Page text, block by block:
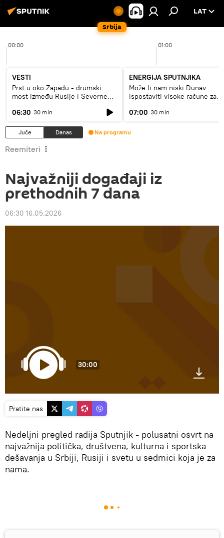
Srbija
LAT
00:00 01:00
VESTI
Prst u oko Zapadu - drumski
most između Rusije i Severne
06:30 30 min
ENERGIJA SPUTNJIKA
Može li nam niski Dunav
ispostaviti visoke račune za
07:00 30 min
Juče Danas Na programu
Reemiteri
Najvažniji događaji iz
prethodnih 7 dana
06:30 16.05.2026
30:00
Pratite nas
Nedeljni pregled radija Sputnjik - polusatni osvrt na
najvažnija politička, društvena, kulturna i sportska
dešavanja u Srbiji, Rusiji i svetu u sedmici koja je za
nama.